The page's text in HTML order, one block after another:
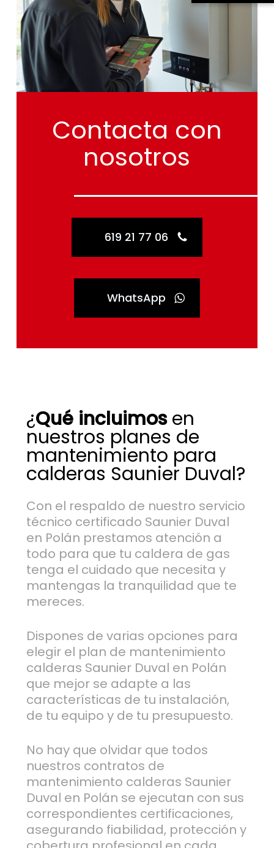
Contacta con
nosotros
619 21 77 06
WhatsApp
¿Qué incluimosen
nuestros planes de
mantenimiento para
calderas Saunier Duval?
Con el respaldo de nuestro servicio
técnico certificado Saunier Duval
en Polán prestamos atención a
todo para que tu caldera de gas
tenga el cuidado que necesita y
mantengas la tranquilidad que te
mereces.
Dispones de varias opciones para
elegir el plan de mantenimiento
calderas Saunier Duval en Polán
que mejor se adapte a las
características de tu instalación,
de tu equipo y de tu presupuesto.
No hay que olvidar que todos
nuestros contratos de
mantenimiento calderas Saunier
Duval en Polán se ejecutan con sus
correspondientes certificaciones,
asegurando fiabilidad, protección y